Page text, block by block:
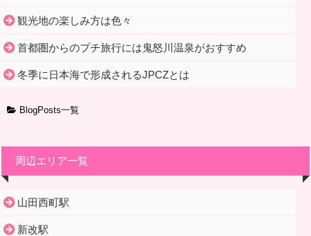
観光地の楽しみ方は色々
首都圏からのプチ旅行には鬼怒川温泉がおすすめ
冬季に日本海で形成されるJPCZとは
BlogPosts一覧
周辺エリア一覧
山田西町駅
新改駅